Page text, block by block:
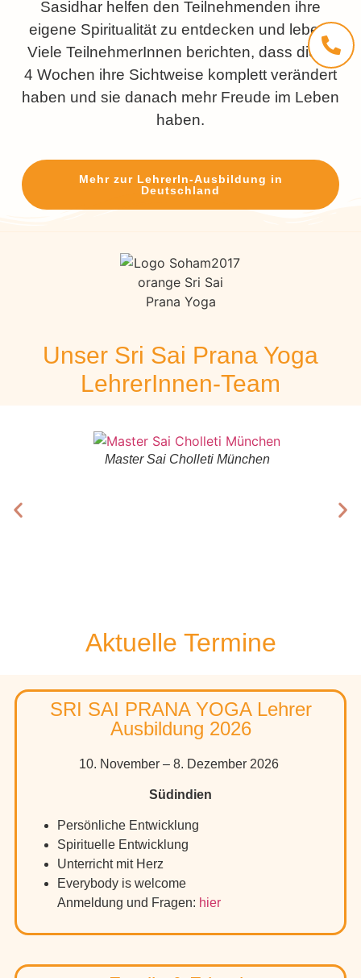
Sasidhar helfen den Teilnehmenden ihre
eigene Spiritualität zu entdecken und leben.
Viele TeilnehmerInnen berichten, dass diese
4 Wochen ihre Sichtweise komplett verändert
haben und sie danach mehr Freude im Leben
haben.
Mehr zur LehrerIn-Ausbildung in
Deutschland
Unser Sri Sai Prana Yoga
LehrerInnen-Team
Master Sai Cholleti München
Aktuelle Termine
SRI SAI PRANA YOGA Lehrer
Ausbildung 2026
10. November – 8. Dezember 2026
Südindien
Persönliche Entwicklung
Spirituelle Entwicklung
Unterricht mit Herz
Everybody is welcome
Anmeldung und Fragen: hier